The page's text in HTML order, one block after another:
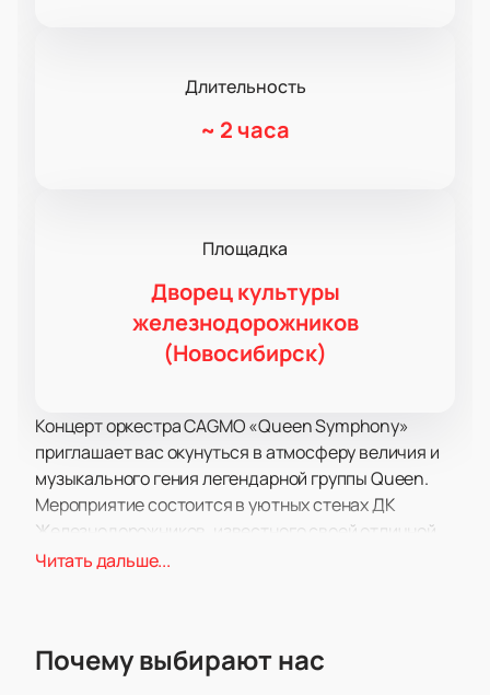
Длительность
~ 2 часа
Площадка
Дворец культуры
железнодорожников
(Новосибирск)
Концерт оркестра CAGMO «Queen Symphony»
приглашает вас окунуться в атмосферу величия и
музыкального гения легендарной группы Queen.
Мероприятие состоится в уютных стенах ДК
Железнодорожников, известного своей отличной
акустикой и комфортной обстановкой, что делает
группы, такие как «We Will Rock You», «Don't Stop Me
Читать дальше...
Почему выбирают нас